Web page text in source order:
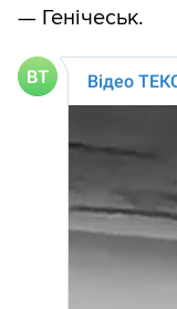
— Генічеськ.